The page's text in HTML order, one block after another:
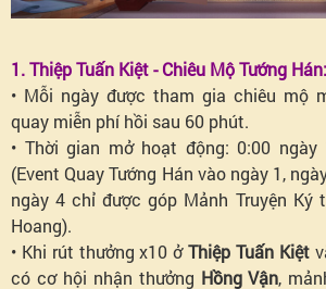
1. Thiệp Tuấn Kiệt - Chiêu Mộ Tướng Hán:
• Mỗi ngày được tham gia chiêu mộ
quay miễn phí hồi sau 60 phút.
• Thời gian mở hoạt động: 0:00
(Event Quay Tướng Hán vào ngày 1,
ngày 4 chỉ được góp Mảnh Truyện Ký
Hoang).
• Khi rút thưởng x10 ởThiệp Tuấn Kiệt
có cơ hội nhận thưởng Hồng Vận,